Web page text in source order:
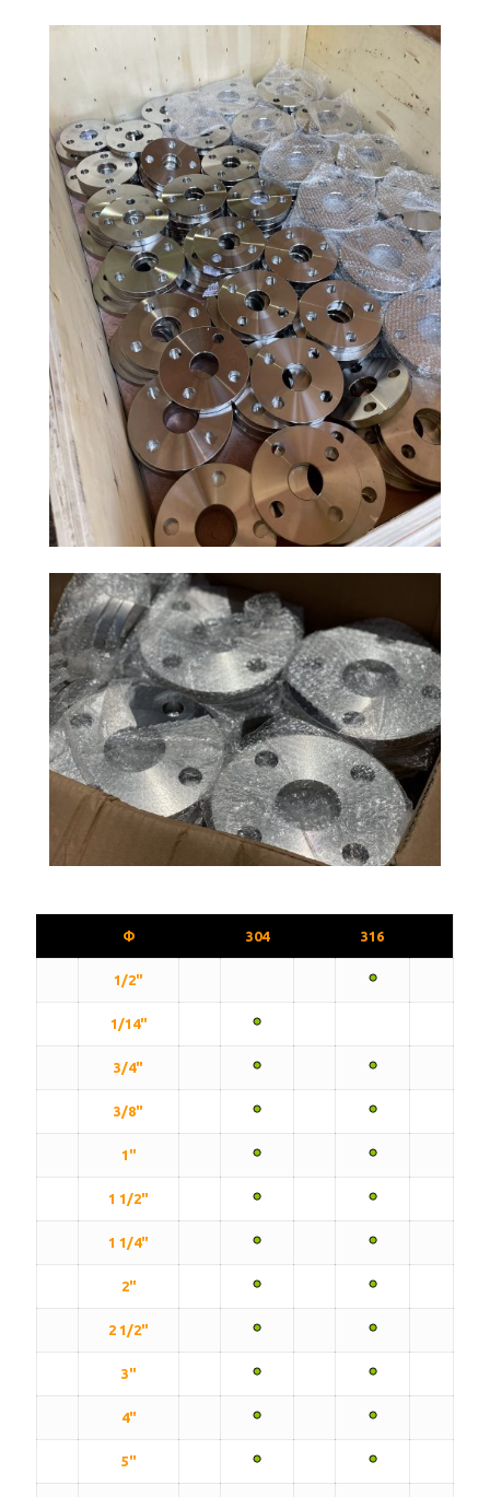
Φ 304 316
1/2"
1/14"
3/4"
3/8"
1"
1 1/2"
1 1/4"
2"
2 1/2"
3"
4"
5"